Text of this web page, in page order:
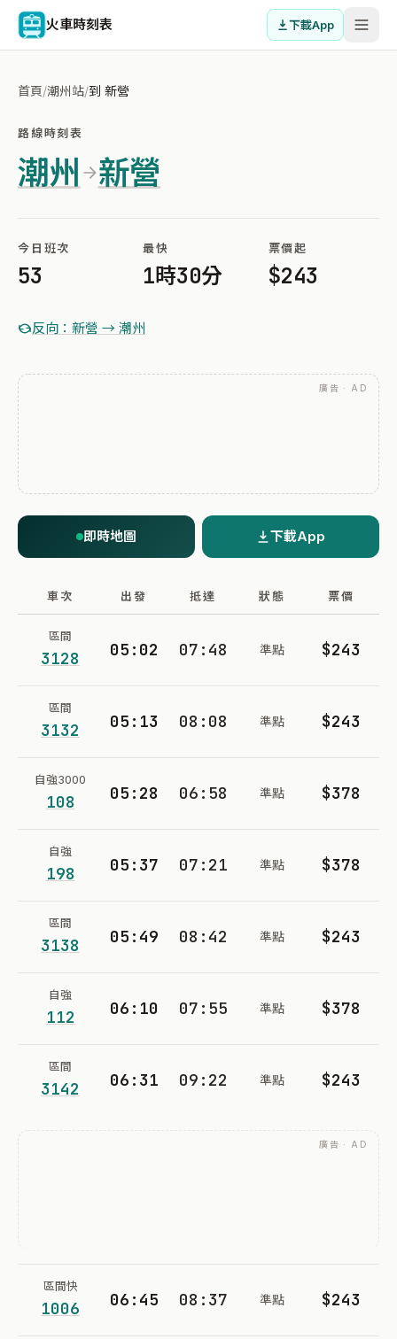
火車時刻表 下載App
首頁/潮州站/到 新營
路線時刻表
潮州 新營
今日班次
53
最快
1時30分
票價起
$243
反向：新營 → 潮州
廣告 · AD
即時地圖 下載App
車次 出發 抵達 狀態 票價
區間
3128 05:02 07:48 準點 $243
區間
3132 05:13 08:08 準點 $243
自強3000
108 05:28 06:58 準點 $378
自強
198 05:37 07:21 準點 $378
區間
3138 05:49 08:42 準點 $243
自強
112 06:10 07:55 準點 $378
區間
3142 06:31 09:22 準點 $243
廣告 · AD
區間快
1006 06:45 08:37 準點 $243